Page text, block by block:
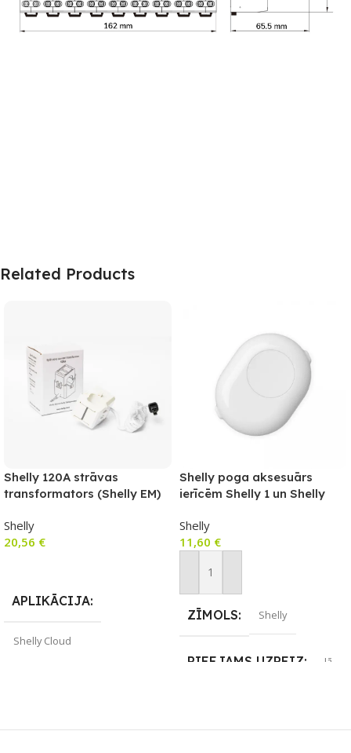
Related Products
Shelly 120A strāvas
transformators (Shelly EM)
Shelly
20,56 €
APLIKĀCIJA
Shelly Cloud
PIEEJAMS UZREIZ Jā
Shelly poga aksesuārs
ierīcēm Shelly 1 un Shelly
Shelly
11,60 €
Pievienot Grozam
ZĪMOLS Shelly
PIEEJAMS UZREIZ Jā